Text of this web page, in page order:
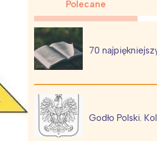
Polecane
70
Godło Polski.